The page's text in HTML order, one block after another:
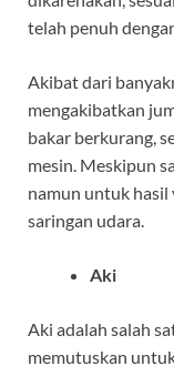
telah penuh
Akibat dari
mengakibatkan
bakar berkurang,
mesin. Meskipun
namun untuk hasil
saringan udara.
Aki
Aki adalah salah
memutuskan